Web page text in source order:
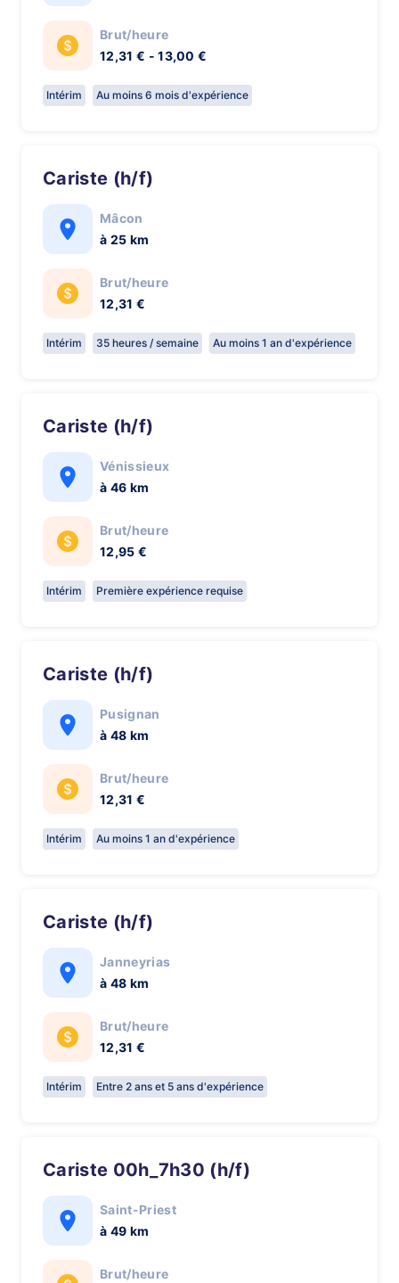
Brut/heure
12,31 € - 13,00 €
Intérim Au moins 6 mois d'expérience
Cariste (h/f)
Mâcon
à 25 km
Brut/heure
12,31 €
Intérim 35 heures / semaine Au moins 1 an d'expérience
Cariste (h/f)
Vénissieux
à 46 km
Brut/heure
12,95 €
Intérim Première expérience requise
Cariste (h/f)
Pusignan
à 48 km
Brut/heure
12,31 €
Intérim Au moins 1 an d'expérience
Cariste (h/f)
Janneyrias
à 48 km
Brut/heure
12,31 €
Intérim Entre 2 ans et 5 ans d'expérience
Cariste 00h_7h30 (h/f)
Saint-Priest
à 49 km
Brut/heure